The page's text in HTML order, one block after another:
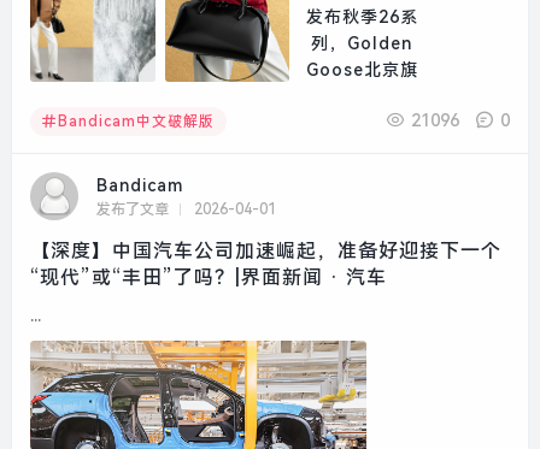
Bandicam中文破解版 21096 0
Bandicam
发布了文章 2026-04-01
【深度】中国汽车公司加速崛起，准备好迎接下一个
“现代”或“丰田”了吗？|界面新闻 · 汽车
...